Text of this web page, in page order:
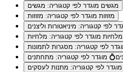
מגשים מוגדר לפי קטגוריה: מגשים
מזוזות מוגדר לפי קטגוריה: מזוזות
לפי קטגוריה: מיניאטורות וליצנים
מלחיות מוגדר לפי קטגוריה: מלחיות
לפי קטגוריה: מסגרות לתמונות
מוגדר לפי קטגוריה: מתנות לעסקים